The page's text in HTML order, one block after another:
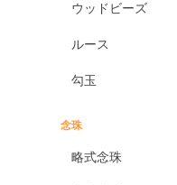
ウッドビーズ
ルース
勾玉
念珠
略式念珠